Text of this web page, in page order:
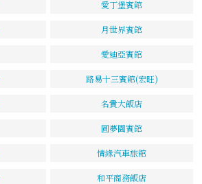
愛丁堡賓館
月世界賓館
愛迪亞賓館
路易十三賓館(宏旺)
名貴大飯店
圓夢園賓館
情緣汽車旅館
和平商務飯店